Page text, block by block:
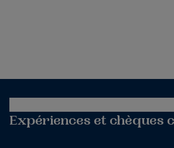
Expériences et chèques